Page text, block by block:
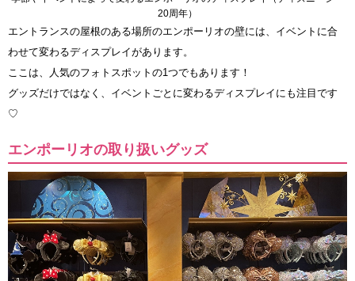
20周年）
エントランスの屋根のある場所のエンポーリオの壁には、イベントに合
わせて変わるディスプレイがあります。
ここは、人気のフォトスポットの1つでもあります！
グッズだけではなく、イベントごとに変わるディスプレイにも注目です
♡
エンポーリオの取り扱いグッズ